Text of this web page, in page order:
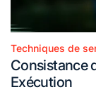
Posted
in
Techniques de
Consistance
Exécution